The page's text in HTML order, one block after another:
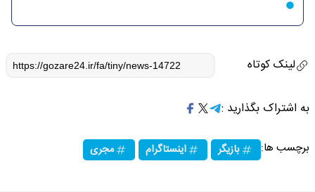
لینک کوتاه
به اشتراک بگذارید :
برچسب ها: بازیگر اینستاگرام مجری